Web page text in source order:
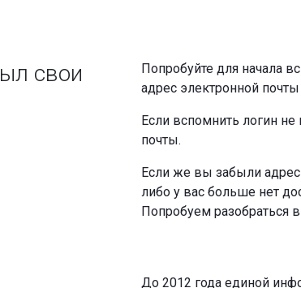
свои
Попробуйте для начала
адрес электронной
Если вспомнить логин не
почты.
Если же вы забыли
либо у вас больше нет
Попробуем разобраться
До 2012 года единой